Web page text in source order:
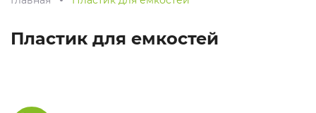
Пластик для емкостей